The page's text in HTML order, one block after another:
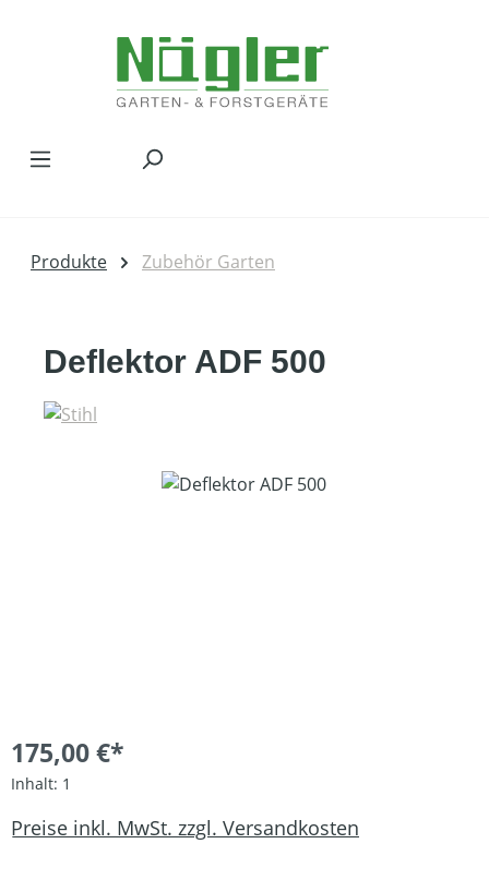
Produkte Zubehör Garten
Deflektor ADF 500
Bildergalerie überspringen
175,00 €*
Inhalt: 1
Preise inkl. MwSt. zzgl. Versandkosten